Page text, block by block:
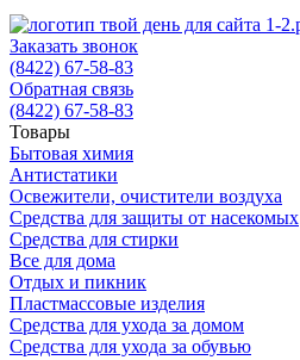
Заказать звонок
(8422) 67-58-83
Обратная связь
(8422) 67-58-83
Товары
Бытовая химия
Антистатики
Освежители, очистители воздуха
Средства для защиты от насекомых
Средства для стирки
Все для дома
Отдых и пикник
Пластмассовые изделия
Средства для ухода за домом
Средства для ухода за обувью